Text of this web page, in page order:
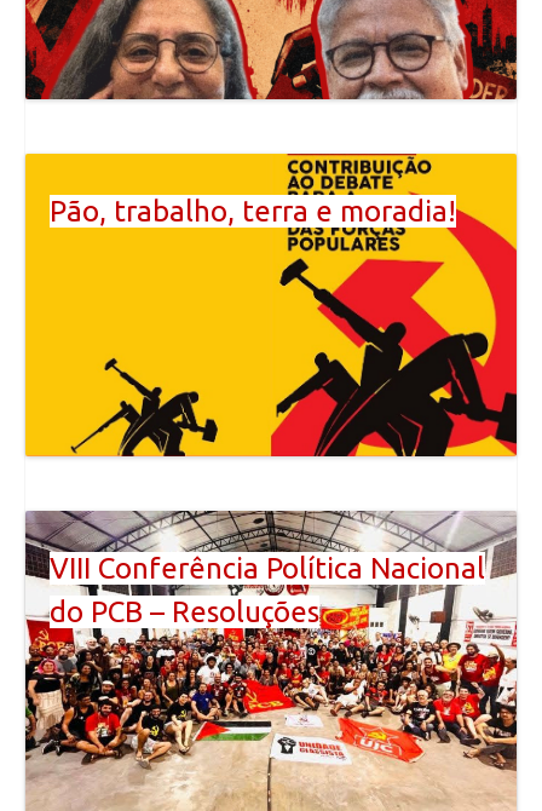
Pão, trabalho, terra e moradia!
VIII Conferência Política Nacional
do PCB – Resoluções